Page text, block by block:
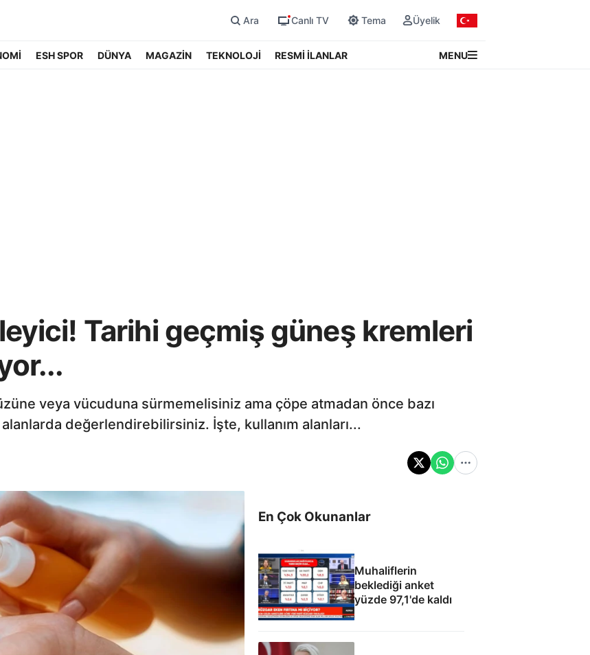
Ara Canlı TV Tema Üyelik
ESH SPOR DÜNYA MAGAZİN TEKNOLOJİ RESMİ İLANLAR MENU
Tarihi geçmiş güneş kremleri
veya vücuduna sürmemelisiniz ama çöpe atmadan önce bazı
değerlendirebilirsiniz. İşte, kullanım alanları...
En Çok Okunanlar
Muhaliflerin
beklediği anket
yüzde 97,1'de kaldı